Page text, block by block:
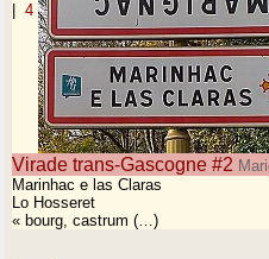
| 4
Virade trans-Gascogne #2
Marinhac e las Claras
Lo Hosseret
« bourg, castrum (…)